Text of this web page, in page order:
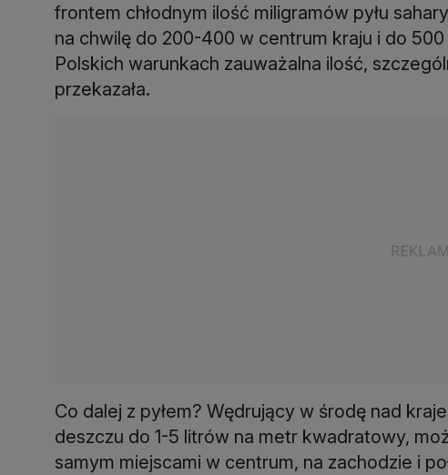
frontem chłodnym ilość miligramów pyłu
na chwilę do 200-400 w centrum kraju i do
Polskich warunkach zauważalna ilość,
przekazała.
Co dalej z pyłem? Wędrujący w środę nad
deszczu do 1-5 litrów na metr kwadratowy,
samym miejscami w centrum, na zachodzie i